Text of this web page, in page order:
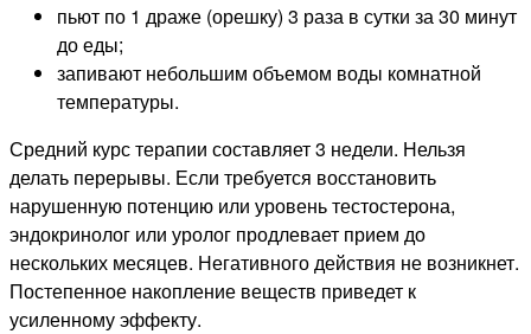
пьют по 1 драже (орешку) 3 раза в сутки за 30 минут
до еды;
запивают небольшим объемом воды комнатной
температуры.
Средний курс терапии составляет 3 недели. Нельзя
делать перерывы. Если требуется восстановить
нарушенную потенцию или уровень тестостерона,
эндокринолог или уролог продлевает прием до
нескольких месяцев. Негативного действия не возникнет.
Постепенное накопление веществ приведет к
усиленному эффекту.